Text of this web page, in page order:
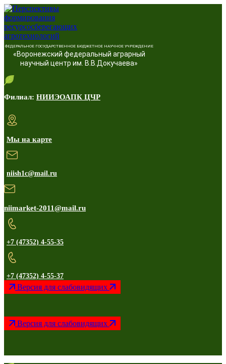
ФЕДЕРАЛЬНОЕ ГОСУДАРСТВЕННОЕ БЮДЖЕТНОЕ НАУЧНОЕ УЧРЕЖДЕНИЕ
«Воронежский федеральный аграрный
научный центр им. В.В.Докучаева»
Филиал: НИИЭОАПК ЦЧР
Мы на карте
niish1c@mail.ru
niimarket-2011@mail.ru
+7 (47352) 4-55-35
+7 (47352) 4-55-37
Версия для слабовидящих
Версия для слабовидящих